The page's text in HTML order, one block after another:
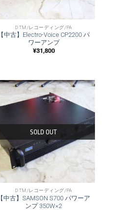
DTM/レコーディング/PA
【中古】Electro-Voice CP2200 パ
ワーアンプ
¥31,800
SOLD OUT
DTM/レコーディング/PA
【中古】SAMSON S700 パワーア
ンプ 350W×2